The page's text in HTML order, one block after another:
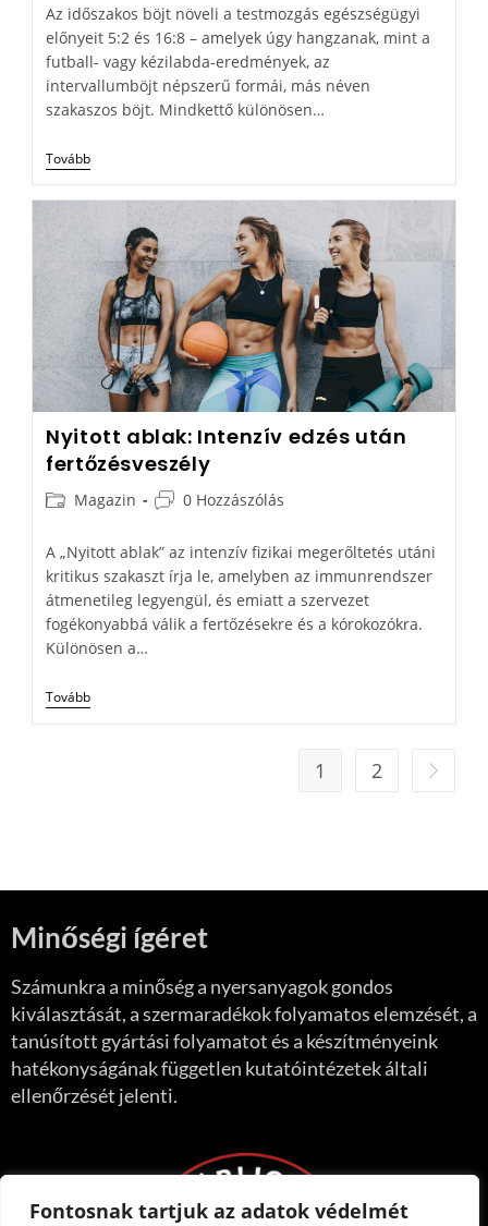
Fontosnak tartjuk az adatok védelmét
Az időszakos böjt növeli a testmozgás egészségügyi
előnyeit 5:2 és 16:8 – amelyek úgy hangzanak, mint a
futball- vagy kézilabda-eredmények, az
intervallumböjt népszerű formái, más néven
szakaszos böjt. Mindkettő különösen…
Tovább
Nyitott ablak: Intenzív edzés után
fertőzésveszély
Magazin 0 Hozzászólás
A „Nyitott ablak” az intenzív fizikai megerőltetés utáni
kritikus szakaszt írja le, amelyben az immunrendszer
átmenetileg legyengül, és emiatt a szervezet
fogékonyabbá válik a fertőzésekre és a kórokozókra.
Különösen a…
Tovább
1 2
Minőségi ígéret
Számunkra a minőség a nyersanyagok gondos
kiválasztását, a szermaradékok folyamatos elemzését, a
tanúsított gyártási folyamatot és a készítményeink
hatékonyságának független kutatóintézetek általi
ellenőrzését jelenti.